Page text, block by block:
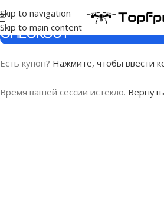
Skip to navigation
Skip to main content
CHECKOUT
Есть купон? Нажмите, чтобы ввести
Время вашей сессии истекло.